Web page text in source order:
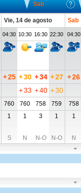
Sab
Vie, 14 de agosto
Sab
04:30 10:30 16:30 22:30 04:30
+25 +30 +34 +27 +26
+33 +40 +30
760 760 758 759
758
1 1 3 1
1
S N N-O N-O N